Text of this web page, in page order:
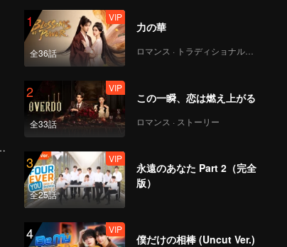
1
全36話
VIP
力の華
ロマンス · トラディショナル・コスチューム
2
全33話
VIP
この一瞬、恋は燃え上がる
ロマンス · ストーリー
3
全25話
VIP
永遠のあなた Part 2（完全
版）
4 VIP
僕だけの相棒 (Uncut Ver.)